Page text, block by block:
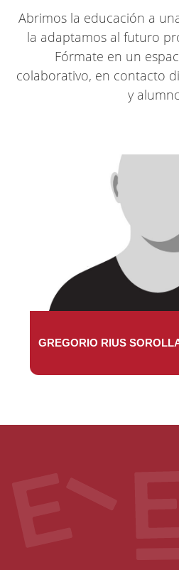
Abrimos la educación a
la adaptamos al futuro
Fórmate en un
colaborativo, en contacto
y
GREGORIO RIUS